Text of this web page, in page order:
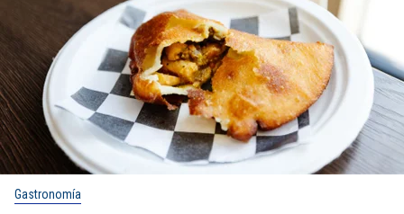
Gastronomía